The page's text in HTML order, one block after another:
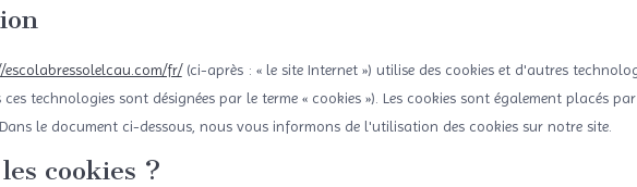
fr/(ci-après : « le site Internet ») utilise des cookies et d'autres
technologies sont désignées par le terme « cookies »). Les cookies sont également placés
le document ci-dessous, nous vous informons de l'utilisation des cookies sur notre site.
cookies ?